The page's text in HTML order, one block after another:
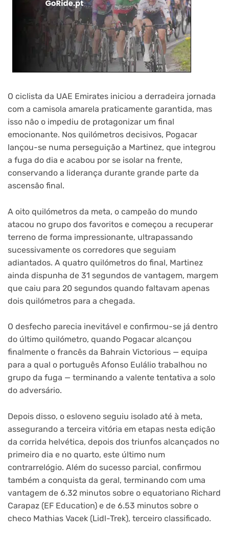
O ciclista da UAE Emirates iniciou a derradeira jornada
com a camisola amarela praticamente garantida, mas
isso não o impediu de protagonizar um final
emocionante. Nos quilómetros decisivos, Pogacar
lançou-se numa perseguição a Martinez, que integrou
a fuga do dia e acabou por se isolar na frente,
conservando a liderança durante grande parte da
ascensão final.
A oito quilómetros da meta, o campeão do mundo
atacou no grupo dos favoritos e começou a recuperar
terreno de forma impressionante, ultrapassando
sucessivamente os corredores que seguiam
adiantados. A quatro quilómetros do final, Martinez
ainda dispunha de 31 segundos de vantagem, margem
que caiu para 20 segundos quando faltavam apenas
dois quilómetros para a chegada.
O desfecho parecia inevitável e confirmou-se já dentro
do último quilómetro, quando Pogacar alcançou
finalmente o francês da Bahrain Victorious — equipa
para a qual o português Afonso Eulálio trabalhou no
grupo da fuga — terminando a valente tentativa a solo
do adversário.
Depois disso, o esloveno seguiu isolado até à meta,
assegurando a terceira vitória em etapas nesta edição
da corrida helvética, depois dos triunfos alcançados no
primeiro dia e no quarto, este último num
contrarrelógio. Além do sucesso parcial, confirmou
também a conquista da geral, terminando com uma
vantagem de 6.32 minutos sobre o equatoriano Richard
Carapaz (EF Education) e de 6.53 minutos sobre o
checo Mathias Vacek (Lidl-Trek), terceiro classificado.